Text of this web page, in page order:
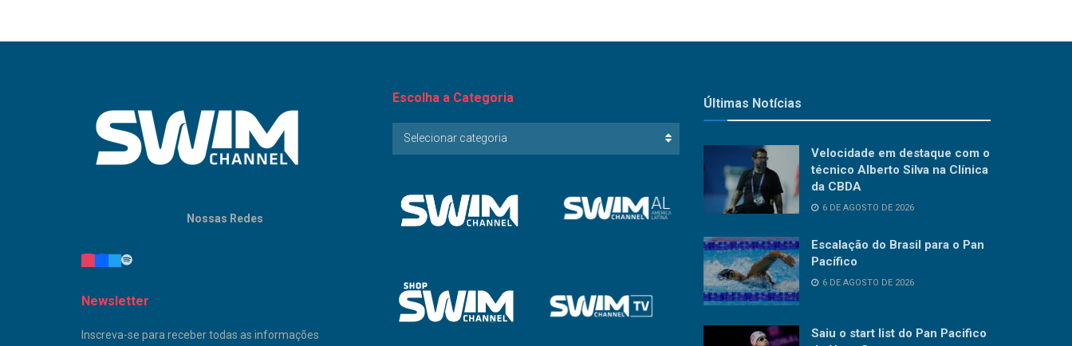
Nossas Redes
Newsletter
Inscreva-se para receber todas as informações
Escolha a Categoria
Escolha
Selecionar categoria
Últimas Notícias
Velocidade em destaque com o
técnico Alberto Silva na Clínica
da CBDA
6 DE AGOSTO DE 2026
Escalação do Brasil para o Pan
Pacífico
6 DE AGOSTO DE 2026
Saiu o start list do Pan Pacifico